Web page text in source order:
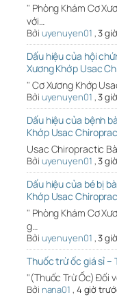
" Phòng Khám Cơ
với…
Bởi uyenuyen01 ,3
Dấu hiệu của hội
Xương Khớp Usac
" Cơ Xương Khớp
Bởi uyenuyen01 ,3
Dấu hiệu của bệnh
Khớp Usac
Usac Chiropractic
Bởi uyenuyen01 ,3
Dấu hiệu của bé bị
Khớp Usac
" Phòng Khám Cơ
g…
Bởi uyenuyen01 ,3
Thuốc trừ ốc giá sỉ
"(Thuốc Trừ Ốc) Đối
Bởi nana01 , 4 giờ